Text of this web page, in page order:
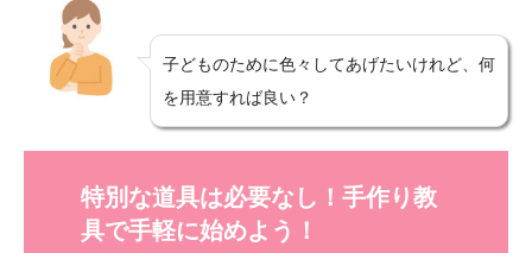
子どものために色々してあげたいけれど、何
を用意すれば良い？
特別な道具は必要なし！手作り教
具で手軽に始めよう！